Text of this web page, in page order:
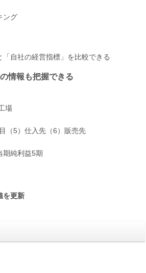
ング
「自社の経営指標」を比較できる
情報も把握できる
場
（5）仕入先（6）販売先
純利益5期
を更新